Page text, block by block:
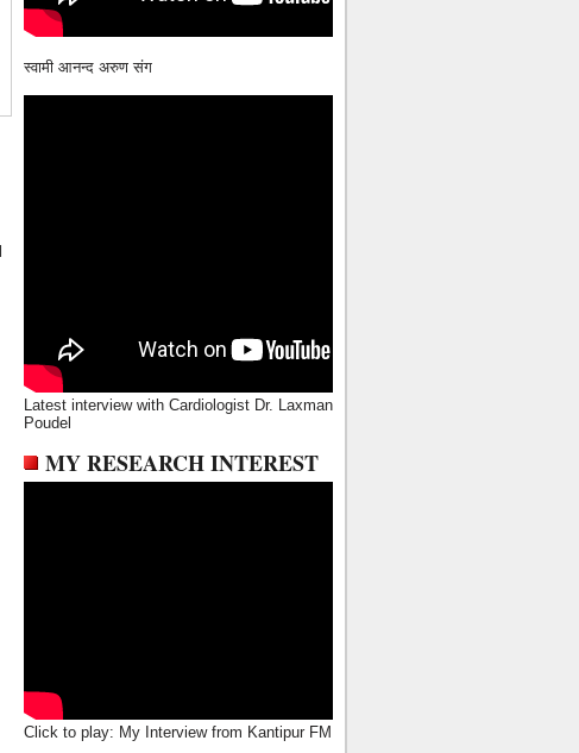
स्वामी आनन्द अरुण संग
Latest interview with Cardiologist Dr. Laxman
Poudel
MY RESEARCH INTEREST
Click to play: My Interview from Kantipur FM